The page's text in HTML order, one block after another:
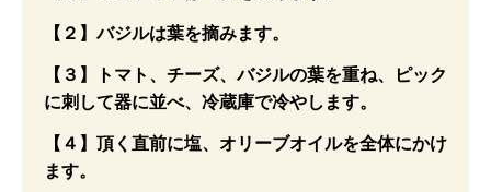
【２】バジルは葉を摘みます。
【３】トマト、チーズ、バジルの葉を重ね、ピック
に刺して器に並べ、冷蔵庫で冷やします。
【４】頂く直前に塩、オリーブオイルを全体にかけ
ます。